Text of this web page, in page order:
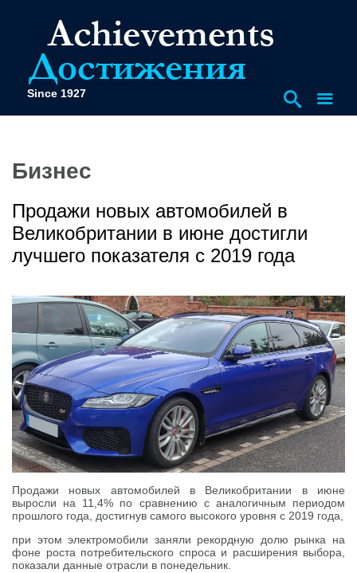
Since 1927
Бизнес
Продажи новых автомобилей в
Великобритании в июне достигли
лучшего показателя с 2019 года
Продажи новых автомобилей в Великобритании в июне
выросли на 11,4% по сравнению с аналогичным периодом
прошлого года, достигнув самого высокого уровня с 2019 года,
при этом электромобили заняли рекордную долю рынка на
фоне роста потребительского спроса и расширения выбора,
показали данные отрасли в понедельник.